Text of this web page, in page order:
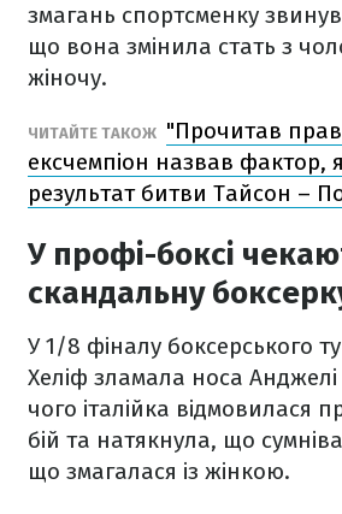
змагань спортсменку
що вона змінила стать з
жіночу.
ЧИТАЙТЕ ТАКОЖ "Прочитав
ексчемпіон назвав фактор,
результат битви Тайсон –
У профі-боксі
скандальну
У 1/8 фіналу боксерського
Хеліф зламала носа Анджелі
чого італійка відмовилася
бій та натякнула, що
що змагалася із жінкою.